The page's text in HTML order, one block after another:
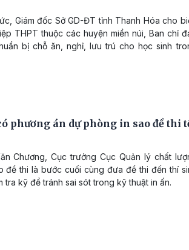
Giám đốc Sở GD-ĐT tỉnh Thanh Hóa cho
THPT thuộc các huyện miền núi, Ban chỉ
bị chỗ ăn, nghỉ, lưu trú cho học sinh
phương án dự phòng in sao đề thi
Chương, Cục trưởng Cục Quản lý chất
đề thi là bước cuối cùng đưa đề thi đến thí
tra kỹ để tránh sai sót trong kỹ thuật in ấn.